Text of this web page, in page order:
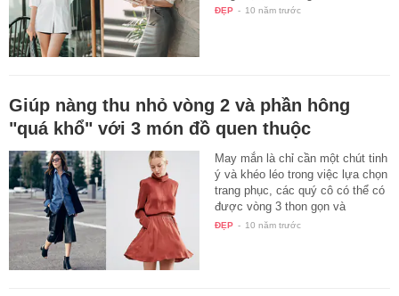
ĐẸP - 10 năm trước
Giúp nàng thu nhỏ vòng 2 và phần hông
"quá khổ" với 3 món đồ quen thuộc
May mắn là chỉ cần một chút tinh
ý và khéo léo trong việc lựa chọn
trang phục, các quý cô có thể có
được vòng 3 thon gọn và
duyên…
ĐẸP - 10 năm trước